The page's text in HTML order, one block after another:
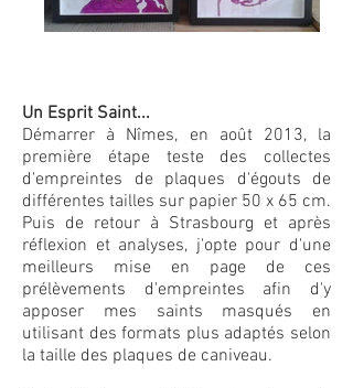
Un Esprit Saint...
Démarrer à Nîmes, en août 2013, la
première étape teste des collectes
d'empreintes de plaques d'égouts de
différentes tailles sur papier 50 x 65 cm.
Puis de retour à Strasbourg et après
réflexion et analyses, j'opte pour d'une
meilleurs mise en page de ces
prélèvements d'empreintes afin d'y
apposer mes saints masqués en
utilisant des formats plus adaptés selon
la taille des plaques de caniveau.